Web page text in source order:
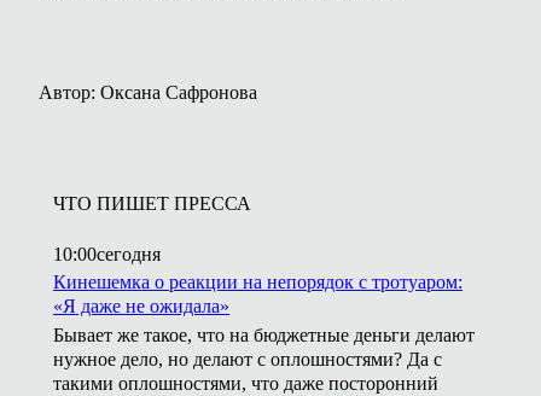
Автор: Оксана Сафронова
ЧТО ПИШЕТ ПРЕССА
10:00сегодня
Кинешемка о реакции на непорядок с тротуаром:
«Я даже не ожидала»
Бывает же такое, что на бюджетные деньги делают
нужное дело, но делают с оплошностями? Да с
такими оплошностями, что даже посторонний